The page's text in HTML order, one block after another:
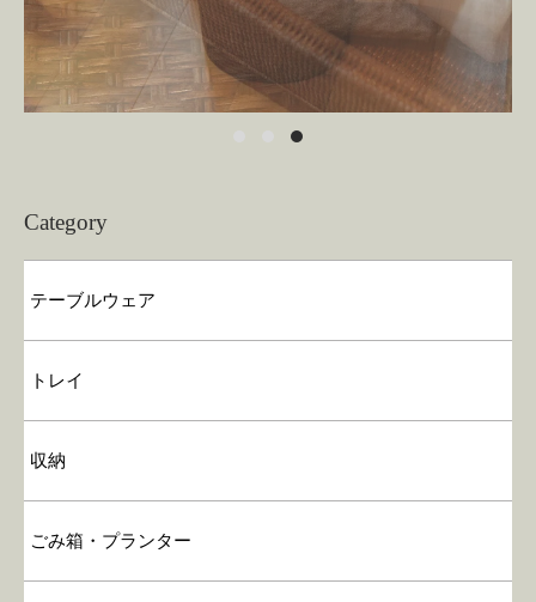
Category
テーブルウェア
トレイ
収納
ごみ箱・プランター